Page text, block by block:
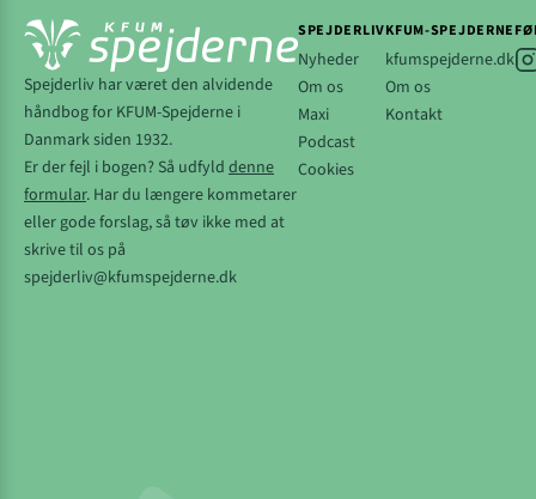
Spejderliv har været den alvidende
håndbog for KFUM-Spejderne i
Danmark siden 1932.
Er der fejl i bogen? Så udfyld denne
formular. Har du længere kommetarer
eller gode forslag, så tøv ikke med at
skrive til os på
spejderliv@kfumspejderne.dk
SPEJDERLIV
Nyheder
Om os
Maxi
Podcast
Cookies
KFUM-SPEJDERNE
kfumspejderne.dk
Om os
Kontakt